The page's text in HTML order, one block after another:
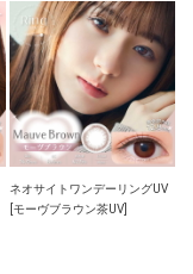
ネオサイトワンデーリングUV
[モーヴブラウン茶UV]